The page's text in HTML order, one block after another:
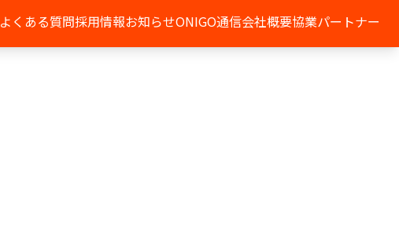
よくある質問採用情報お知らせONIGO通信会社概要協業パートナー